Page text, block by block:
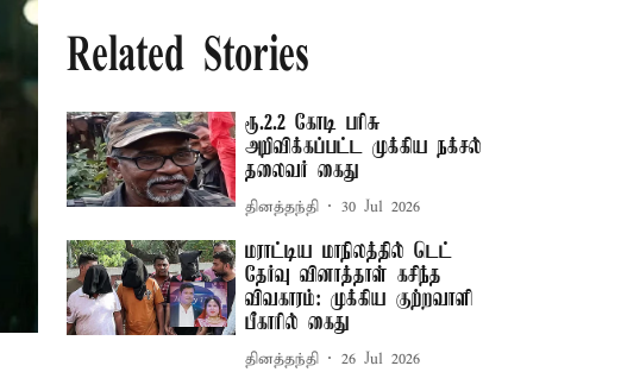
Related Stories
ரூ.2.2 கோடி பரிசு
அறிவிக்கப்பட்ட முக்கிய நக்சல்
தலைவர் கைது
தினத்தந்தி 30 Jul 2026
மராட்டிய மாநிலத்தில் டெட்
தேர்வு வினாத்தாள் கசிந்த
விவகாரம்: முக்கிய குற்றவாளி
பீகாரில் கைது
தினத்தந்தி 26 Jul 2026